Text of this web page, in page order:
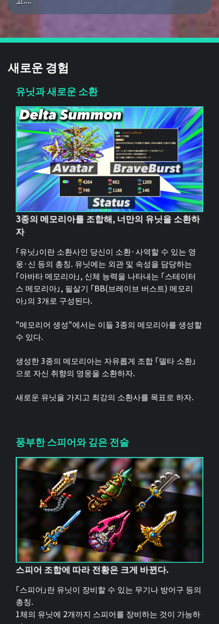
새로운 경험
유닛과 새로운 소환
3종의 메모리아를 조합해, 너만의 유닛을 소환하
자
「유닛」이란 소환사인 당신이 소환·사역할 수 있는 영
웅·신 등의 총칭. 유닛에는 외관 및 속성을 담당하는
「아바타 메모리아」, 신체 능력을 나타내는 「스테이터
스 메모리아」, 필살기 「BB(브레이브 버스트) 메모리
아」의 3개로 구성된다.
"메모리어 생성"에서는 이들 3종의 메모리아를 생성할
수 있다.
생성한 3종의 메모리아는 자유롭게 조합 「델타 소환」
으로 자신 취향의 영웅을 소환하자.
새로운 유닛을 가지고 최강의 소환사를 목표로 하자.
풍부한 스피어와 깊은 전술
스피어 조합에 따라 전황은 크게 바뀐다.
「스피어」란 유닛이 장비할 수 있는 무기나 방어구 등의
총칭.
1체의 유닛에 2개까지 스피어를 장비하는 것이 가능하